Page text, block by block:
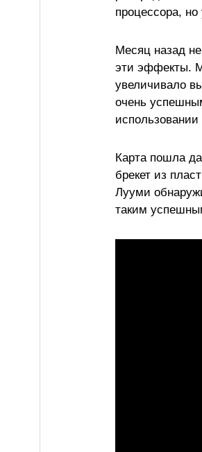
процессора, но
Месяц назад
эти эффекты.
увеличивало
очень
Карта пошла
брекет из
Лууми
таким